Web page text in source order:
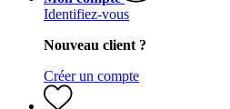
Identifiez-vous
Nouveau client ?
Créer un compte